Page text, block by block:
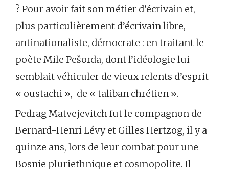
? Pour avoir fait son métier d’écrivain et,
plus particulièrement d’écrivain libre,
antinationaliste, démocrate : en traitant le
poète Mile Pešorda, dont l’idéologie lui
semblait véhiculer de vieux relents d’esprit
« oustachi », de « taliban chrétien ».
Pedrag Matvejevitch fut le compagnon de
Bernard-Henri Lévy et Gilles Hertzog, il y a
quinze ans, lors de leur combat pour une
Bosnie pluriethnique et cosmopolite. Il